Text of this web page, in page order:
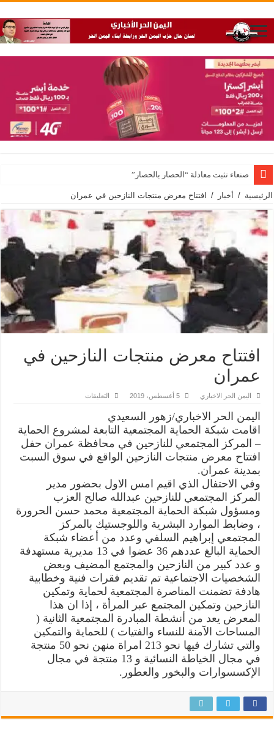
صنعاء تثبت معادلة “الحصار بالحصار”
الرئيسية / أخبار / افتتاح معرض منتجات النازحين في عمران
افتتاح معرض منتجات النازحين في
عمران
اليمن الحر الاخباري 5 أغسطس، 2019 التعليقات
النازحين
في
عمران
اليمن الحر الاخباري/زهور السعيدي
اقامت شبكة الحماية المجتمعية التابعة لمشروع الحماية
– المركز المجتمعي للنازحين في محافظة عمران حفل
افتتاح معرض منتجات النازحين الواقع في سوق السبت
بمدينة عمران.
وفي الاحتفال الذي اقيم امس الاول بحضور مدير
المركز المجتمعي للنازحين عبدالله صالح العزب
ومسؤول شبكة الحماية المجتمعية محمد حسن الحرورة
، وضابط الموارد البشرية واللوجستيك بالمركز
المجتمعي إبراهيم السلفي وعدد من أعضاء شبكة
الحماية البالغ عددهم 36 عضوا في 13 مديرية مستهدفة
و عدد كبير من النازحين والمجتمع المضيف وبعض
الشخصيات الاجتماعية تم تقديم فقرات فنية وخطابية
هادفة تضمنت المناصرة المجتمعية لحماية وتمكين
النازحين وتمكين المجتمع عبر المرأة ، إذا ان هذا
المعرض يعد من أنشطة المبادرة المجتمعية الثانية (
المساحات الآمنة للنساء والفتيات ) للحماية والتمكين
والتي تشارك فيها نحو 213 امراة منهن نحو 50 منتجة
في مجال الخياطة النسائية و 13 منتجة في مجال
الإكسسوارات والبخور والعطور.